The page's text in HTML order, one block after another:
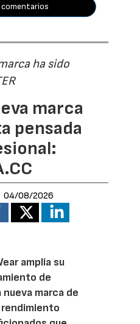
ha sido
marca
pensada
04/08/2026
amplía su
de
nueva marca de